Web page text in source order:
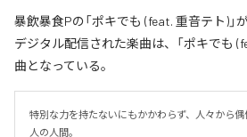
暴飲暴食Pの「ポキでも (feat. 重音テト)」
デジタル配信された楽曲は、「ポキでも
曲となっている。
特別な力を持たないにもかかわらず、人々から
人の人間。